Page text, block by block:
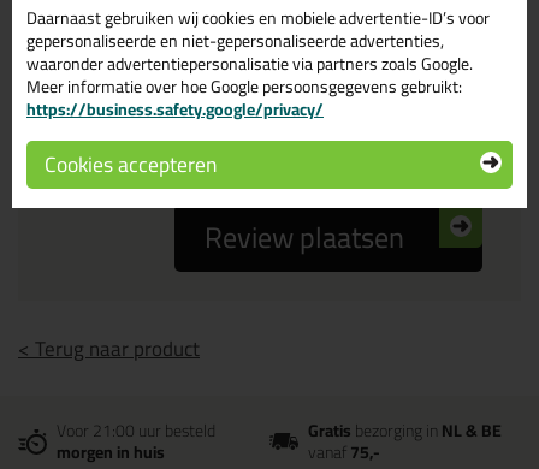
Beoordeling
Zou jij dit product aanbevelen bij anderen?
ja
nee
Review plaatsen
< Terug naar product
Voor 21:00 uur besteld
morgen in huis
Gratisbezorging inNL & BE
vanaf75,-
Daarnaast gebruiken wij cookies en mobiele advertentie-ID’s voor
gepersonaliseerde en niet-gepersonaliseerde advertenties,
waaronder advertentiepersonalisatie via partners zoals Google.
Meer informatie over hoe Google persoonsgegevens gebruikt:
https://business.safety.google/privacy/
Cookies accepteren